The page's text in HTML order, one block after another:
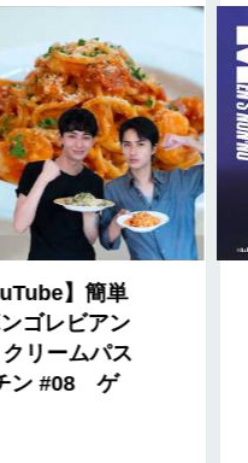
】簡単
ゴレビアン
リームパス
ン #08 ゲ